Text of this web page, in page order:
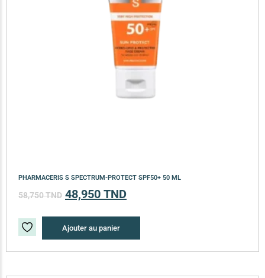
PHARMACERIS S SPECTRUM-PROTECT SPF50+ 50 ML
58,750TND 48,950 TND
Ajouter au panier